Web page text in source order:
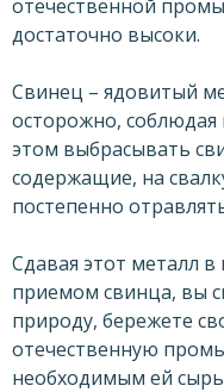
отечественной
достаточно высоки.
Свинец – ядовитый
осторожно, соблюдая
этом выбрасывать
содержащие, на
постепенно
Сдавая этот металл
приемом свинца, вы
природу, бережете
отечественную
необходимым ей